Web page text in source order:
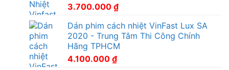
3.700.000 ₫
Dán phim cách nhiệt VinFast Lux SA
2020 - Trung Tâm Thi Công Chính
Hãng TPHCM
4.100.000 ₫